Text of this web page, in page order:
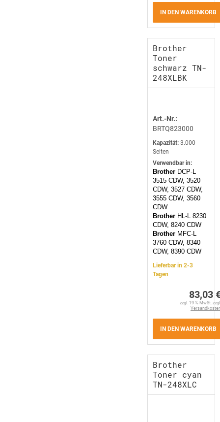
IN DEN WARENKORB
Brother
Toner
schwarz TN-
248XLBK
Art.-Nr.:
BRTQ823000
Kapazität: 3.000
Seiten
Verwendbar in:
Brother DCP-L
3515 CDW, 3520
CDW, 3527 CDW,
3555 CDW, 3560
CDW
Brother HL-L 8230
CDW, 8240 CDW
Brother MFC-L
3760 CDW, 8340
CDW, 8390 CDW
Lieferbar in 2-3
Tagen
83,03
zzgl. 19 % MwSt.
IN DEN WARENKORB
Brother
Toner cyan
TN-248XLC